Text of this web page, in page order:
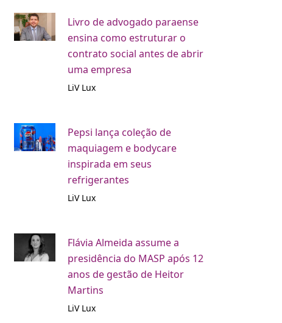
Livro de advogado paraense
ensina como estruturar o
contrato social antes de abrir
uma empresa
LiV Lux
Pepsi lança coleção de
maquiagem e bodycare
inspirada em seus
refrigerantes
LiV Lux
Flávia Almeida assume a
presidência do MASP após 12
anos de gestão de Heitor
Martins
LiV Lux